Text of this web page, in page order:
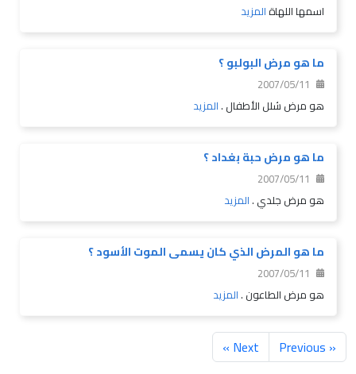
اسمها اللهاة المزيد
ما هو مرض البولبو ؟
2007/05/11
هو مرض شلل الأطفال .المزيد
ما هو مرض حبة بغداد ؟
2007/05/11
هو مرض جلدي .المزيد
ما هو المرض الذي كان يسمى الموت الأسود ؟
2007/05/11
هو مرض الطاعون .المزيد
« Previous
Next »